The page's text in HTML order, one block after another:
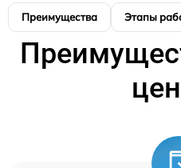
Преимущества Этапы